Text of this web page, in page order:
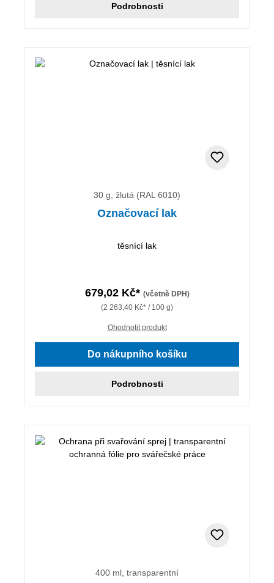
Podrobnosti
30 g, žlutá (RAL 6010)
Označovací lak
těsnící lak
679,02 Kč* (včetně DPH)
(2 263,40 Kč* / 100 g)
Ohodnotit produkt
Do nákupního košíku
Podrobnosti
400 ml, transparentní